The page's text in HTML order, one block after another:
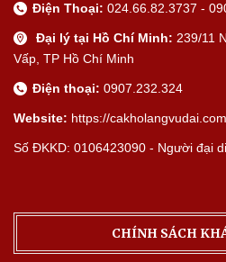
Điện Thoại: 024.66.82.3737 -
Đại lý tại Hồ Chí Minh: 239/11
Vấp, TP Hồ Chí Minh
Điện thoại: 0907.232.324
Website: https://cakholangvudai.com
Số ĐKKD: 0106423090 - Người đại
CHÍNH SÁCH